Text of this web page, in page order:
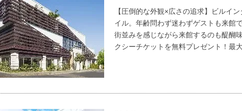
【圧倒的な外観×広さの追求】ビルイ
イル。年齢問わず迷わずゲストも来館
街並みを感じながら来館するのも醍醐
クシーチケットを無料プレゼント！最